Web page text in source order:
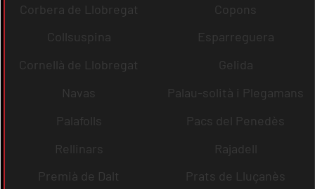
Corbera de Llobregat
Copons
Collsuspina
Esparreguera
Cornellà de Llobregat
Gelida
Navas
Palau-solità i Plegamans
Palafolls
Pacs del Penedès
Rellinars
Rajadell
Premià de Dalt
Prats de Lluçanès